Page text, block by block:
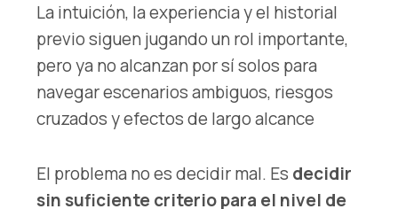
La intuición, la experiencia y el historial
previo siguen jugando un rol importante,
pero ya no alcanzan por sí solos para
navegar escenarios ambiguos, riesgos
cruzados y efectos de largo alcance
El problema no es decidir mal. Es decidir
sin suficiente criterio para el nivel de